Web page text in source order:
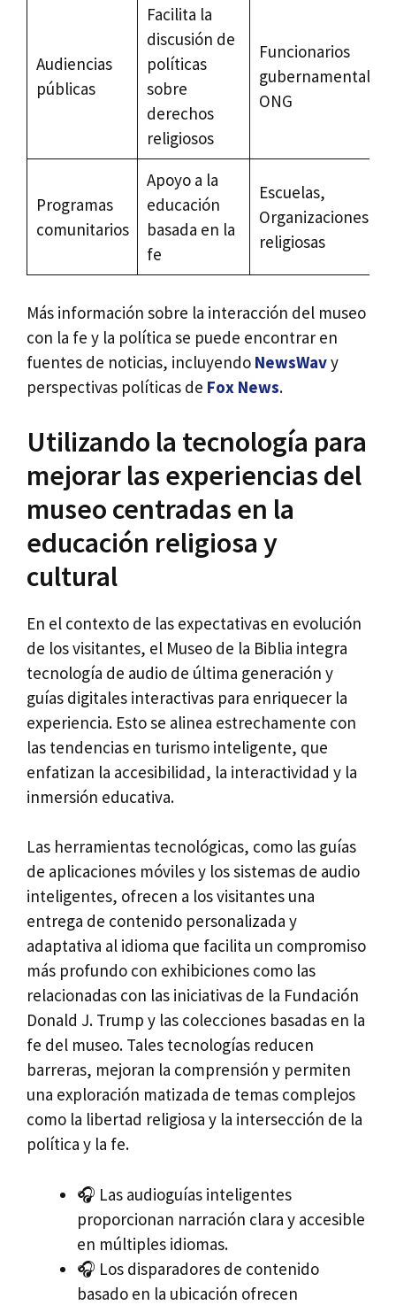
Audiencias
públicas
Facilita la
discusión de
políticas
sobre
derechos
religiosos
Funcionarios
gubernamentales,
ONG
Programas
comunitarios
Apoyo a la
educación
basada en la
fe
Escuelas,
Organizaciones
religiosas
Más información sobre la interacción del museo
con la fe y la política se puede encontrar en
fuentes de noticias, incluyendo NewsWavy
perspectivas políticas de Fox News.
Utilizando la tecnología para
mejorar las experiencias del
museo centradas en la
educación religiosa y
cultural
En el contexto de las expectativas en evolución
de los visitantes, el Museo de la Biblia integra
tecnología de audio de última generación y
guías digitales interactivas para enriquecer la
experiencia. Esto se alinea estrechamente con
las tendencias en turismo inteligente, que
enfatizan la accesibilidad, la interactividad y la
inmersión educativa.
Las herramientas tecnológicas, como las guías
de aplicaciones móviles y los sistemas de audio
inteligentes, ofrecen a los visitantes una
entrega de contenido personalizada y
adaptativa al idioma que facilita un compromiso
más profundo con exhibiciones como las
relacionadas con las iniciativas de la Fundación
Donald J. Trump y las colecciones basadas en la
fe del museo. Tales tecnologías reducen
barreras, mejoran la comprensión y permiten
una exploración matizada de temas complejos
como la libertad religiosa y la intersección de la
política y la fe.
🎧 Las audioguías inteligentes
proporcionan narración clara y accesible
en múltiples idiomas.
🎧 Los disparadores de contenido
basado en la ubicación ofrecen